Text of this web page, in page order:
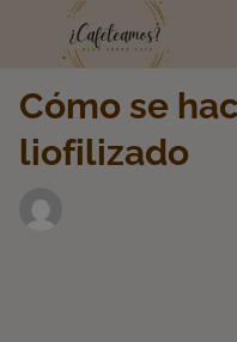
Cómo se
liofilizado